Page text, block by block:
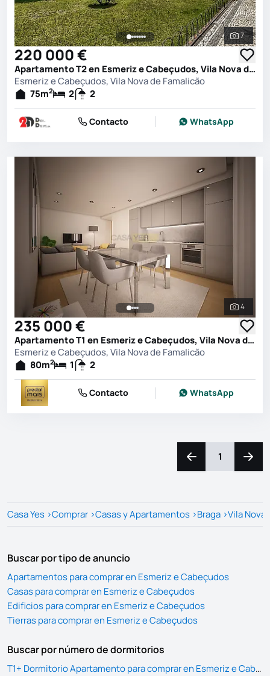
Ver
7
220 000 €
Apartamento T2 en Esmeriz e Cabeçudos, Vila Nova de Famalicão
Esmeriz e Cabeçudos, Vila Nova de Famalicão
75m2 2 2
Contacto WhatsApp
Ver
4
235 000 €
Apartamento T1 en Esmeriz e Cabeçudos, Vila Nova de Famalicão
Esmeriz e Cabeçudos, Vila Nova de Famalicão
80m2 1 2
Contacto WhatsApp
Navega a la
1
Casa Yes >Comprar >Casas y Apartamentos >Braga >Vila Nova
Buscar por tipo de anuncio
Apartamentos para comprar en Esmeriz e Cabeçudos
Casas para comprar en Esmeriz e Cabeçudos
Edificios para comprar en Esmeriz e Cabeçudos
Tierras para comprar en Esmeriz e Cabeçudos
Buscar por número de dormitorios
T1+ Dormitorio Apartamento para comprar en Esmeriz e Cabeçudos